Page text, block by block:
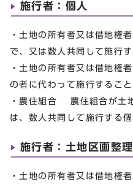
施行者：個人
・土地の所有者又は借地権
で、又は数人共同して施行
・土地の所有者又は借地権
の者に代わって施行するこ
・農住組合 農住組合が土
は、数人共同して施行する
施行者：土地区画整
・土地の所有者又は借地権